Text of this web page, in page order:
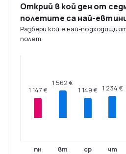
Открий в кой ден от
полетите са най-
Разбери кой е най-
полет.
1 147 €
пн
1 562 €
вт
1 149 €
ср
1 234 €
чт